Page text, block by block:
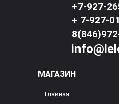
+7-927-
+ 7-927-
МАГАЗИН
Главная